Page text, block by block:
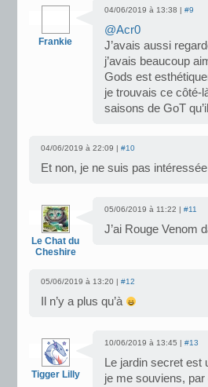
Frankie
04/06/2019 à 13:38 | #9
@Acr0
J’avais aussi
j’avais beaucoup
Gods est
je trouvais ce côté-
saisons de GoT
04/06/2019 à 22:09 | #10
Et non, je ne suis pas
Le Chat du
Cheshire
05/06/2019 à 11:22 | #11
J’ai Rouge Venom
05/06/2019 à 13:20 | #12
Il n’y a plus qu’à
Tigger Lilly
10/06/2019 à 13:45 | #13
Le jardin secret
je me souviens, par